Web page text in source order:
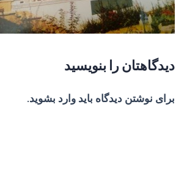
دیدگاهتان را بنویسید
برای نوشتن دیدگاه بایدوارد بشوید.